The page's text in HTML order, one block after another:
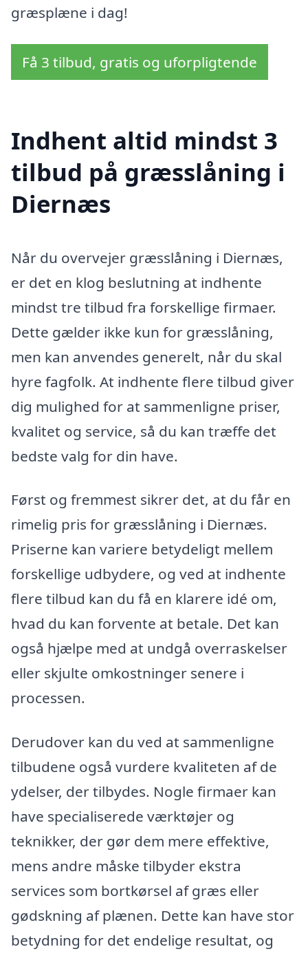
græsplæne i dag!
Få 3 tilbud, gratis og uforpligtende
Indhent altid mindst 3
tilbud på græsslåning i
Diernæs
Når du overvejer græsslåning i Diernæs,
er det en klog beslutning at indhente
mindst tre tilbud fra forskellige firmaer.
Dette gælder ikke kun for græsslåning,
men kan anvendes generelt, når du skal
hyre fagfolk. At indhente flere tilbud giver
dig mulighed for at sammenligne priser,
kvalitet og service, så du kan træffe det
bedste valg for din have.
Først og fremmest sikrer det, at du får en
rimelig pris for græsslåning i Diernæs.
Priserne kan variere betydeligt mellem
forskellige udbydere, og ved at indhente
flere tilbud kan du få en klarere idé om,
hvad du kan forvente at betale. Det kan
også hjælpe med at undgå overraskelser
eller skjulte omkostninger senere i
processen.
Derudover kan du ved at sammenligne
tilbudene også vurdere kvaliteten af de
ydelser, der tilbydes. Nogle firmaer kan
have specialiserede værktøjer og
teknikker, der gør dem mere effektive,
mens andre måske tilbyder ekstra
services som bortkørsel af græs eller
gødskning af plænen. Dette kan have stor
betydning for det endelige resultat, og